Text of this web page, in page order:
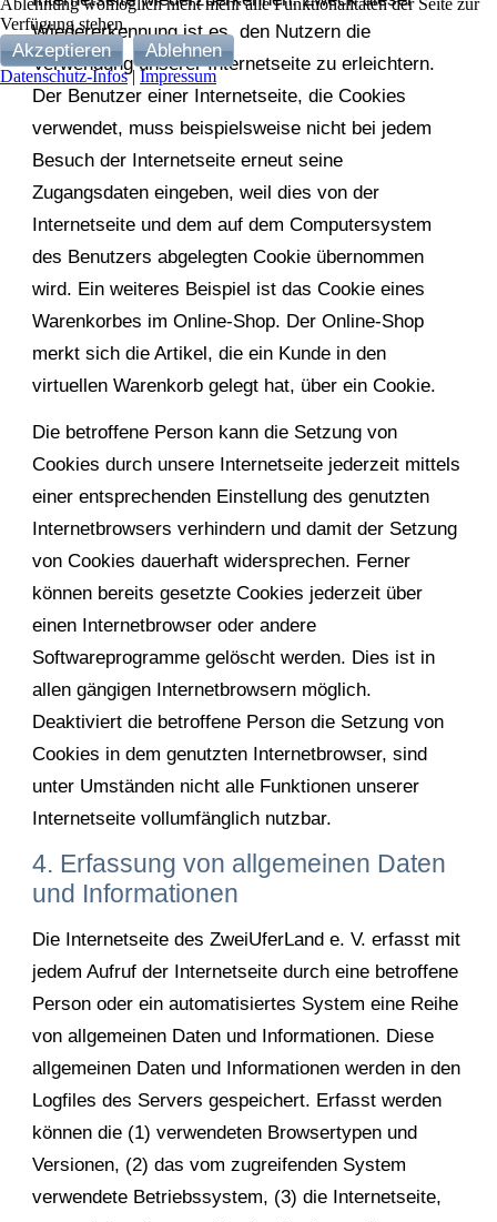
Wiedererkennung ist es, den Nutzern die
Verwendung unserer Internetseite zu erleichtern.
Der Benutzer einer Internetseite, die Cookies
verwendet, muss beispielsweise nicht bei jedem
Besuch der Internetseite erneut seine
Zugangsdaten eingeben, weil dies von der
Internetseite und dem auf dem Computersystem
des Benutzers abgelegten Cookie übernommen
wird. Ein weiteres Beispiel ist das Cookie eines
Warenkorbes im Online-Shop. Der Online-Shop
merkt sich die Artikel, die ein Kunde in den
virtuellen Warenkorb gelegt hat, über ein Cookie.
Die betroffene Person kann die Setzung von
Cookies durch unsere Internetseite jederzeit mittels
einer entsprechenden Einstellung des genutzten
Internetbrowsers verhindern und damit der Setzung
von Cookies dauerhaft widersprechen. Ferner
können bereits gesetzte Cookies jederzeit über
einen Internetbrowser oder andere
Softwareprogramme gelöscht werden. Dies ist in
allen gängigen Internetbrowsern möglich.
Deaktiviert die betroffene Person die Setzung von
Cookies in dem genutzten Internetbrowser, sind
unter Umständen nicht alle Funktionen unserer
Internetseite vollumfänglich nutzbar.
4. Erfassung von allgemeinen Daten
und Informationen
Die Internetseite des ZweiUferLand e. V. erfasst mit
jedem Aufruf der Internetseite durch eine betroffene
Person oder ein automatisiertes System eine Reihe
von allgemeinen Daten und Informationen. Diese
allgemeinen Daten und Informationen werden in den
Logfiles des Servers gespeichert. Erfasst werden
können die (1) verwendeten Browsertypen und
Versionen, (2) das vom zugreifenden System
verwendete Betriebssystem, (3) die Internetseite,
Verfügung stehen.
Akzeptieren Ablehnen
Datenschutz-Infos| Impressum